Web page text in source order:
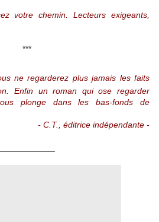
votre chemin. Lecteurs exigeants,
***
ne regarderez plus jamais les faits
Enfin un roman qui ose regarder
plonge dans les bas-fonds de
- C.T., éditrice indépendante -